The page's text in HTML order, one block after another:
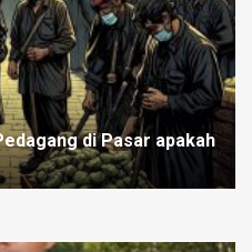
di Pasar apakah